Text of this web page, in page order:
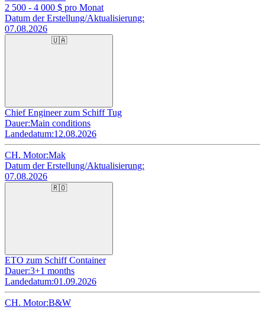
2 500 - 4 000 $ pro Monat
Datum der Erstellung/Aktualisierung:
07.08.2026
🇺🇦
Chief Engineer zum Schiff Tug
Dauer:Main conditions
Landedatum:12.08.2026
CH. Motor:Mak
Datum der Erstellung/Aktualisierung:
07.08.2026
🇷🇴
ETO zum Schiff Container
Dauer:3+1 months
Landedatum:01.09.2026
CH. Motor:B&W